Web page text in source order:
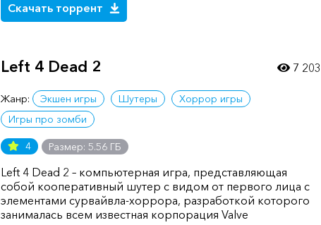
Скачать торрент
Left 4 Dead 2
Жанр: Экшен игры Шутеры
Хоррор игры
Игры про зомби
4 Размер: 5.56 ГБ
Left 4 Dead 2 – компьютерная игра, представляющая
собой кооперативный шутер с видом от первого лица с
элементами сурвайвла-хоррора, разработкой которого
занималась всем известная корпорация Valve
7 203